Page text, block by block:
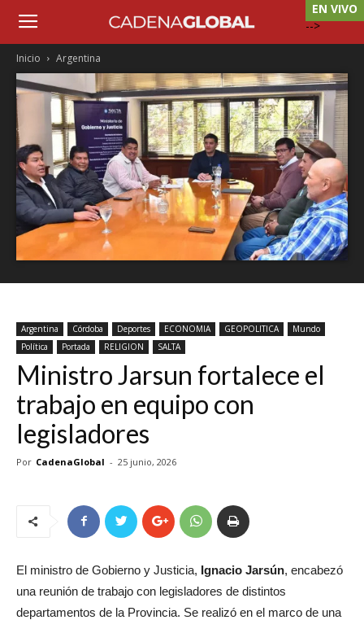
EN VIVO
-->
Inicio Argentina
Argentina Córdoba Deportes ECONOMIA GEOPOLITICA
Mundo
Política
Portada RELIGION SALTA
Ministro Jarsun fortalece el
trabajo en equipo con
legisladores
Por CadenaGlobal - 25 junio, 2026
El ministro de Gobierno y Justicia, Ignacio Jarsún, encabezó
una reunión de trabajo con legisladores de distintos
departamentos de la Provincia. Se realizó en el marco de una